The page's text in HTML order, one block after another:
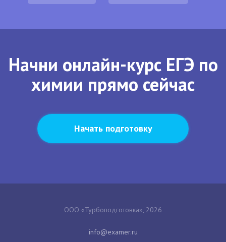
Начни онлайн-курс ЕГЭ по
химии прямо сейчас
Начать подготовку
ООО «Турбоподготовка», 2026